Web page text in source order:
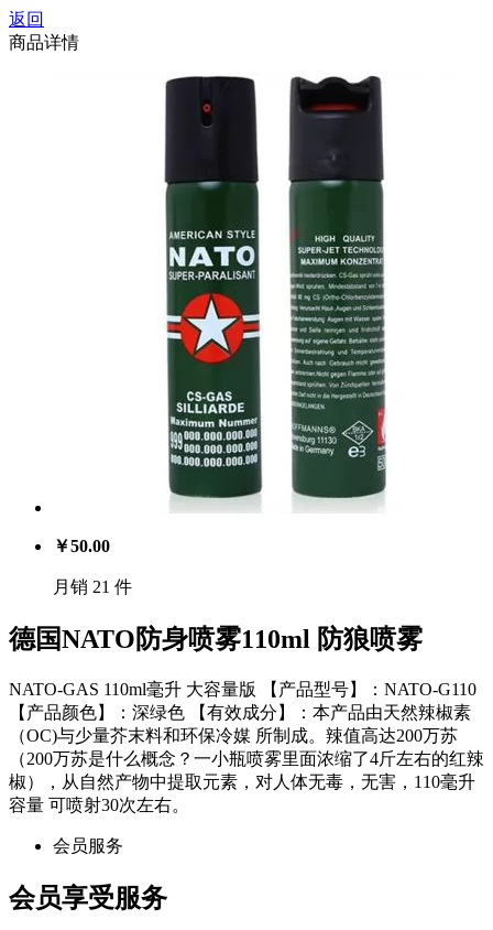
返回
商品详情
￥50.00
月销 21 件
德国NATO防身喷雾110ml 防狼喷雾
NATO-GAS 110ml毫升 大容量版 【产品型号】：NATO-G110
【产品颜色】：深绿色 【有效成分】：本产品由天然辣椒素
（OC)与少量芥末料和环保冷媒 所制成。辣值高达200万苏
（200万苏是什么概念？一小瓶喷雾里面浓缩了4斤左右的红辣
椒），从自然产物中提取元素，对人体无毒，无害，110毫升
容量 可喷射30次左右。
会员服务
会员享受服务